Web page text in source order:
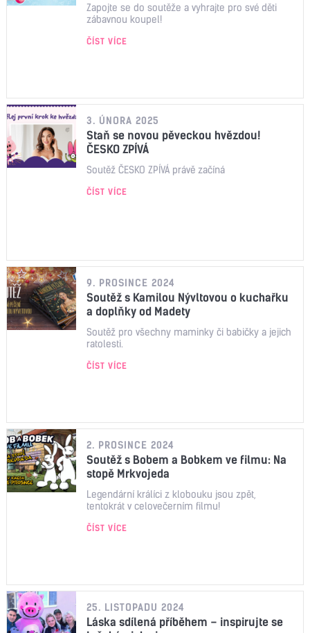
Zapojte se do soutěže a vyhrajte pro své děti
zábavnou koupel!
ČÍST VÍCE
3. ÚNORA 2025
Staň se novou pěveckou hvězdou!
ČESKO ZPÍVÁ
Soutěž ČESKO ZPÍVÁ právě začíná
ČÍST VÍCE
9. PROSINCE 2024
Soutěž s Kamilou Nývltovou o kuchařku
a doplňky od Madety
Soutěž pro všechny maminky či babičky a jejich
ratolesti.
ČÍST VÍCE
2. PROSINCE 2024
Soutěž s Bobem a Bobkem ve filmu: Na
stopě Mrkvojeda
Legendární králíci z klobouku jsou zpět,
tentokrát v celovečerním filmu!
ČÍST VÍCE
25. LISTOPADU 2024
Láska sdílená příběhem – inspirujte se